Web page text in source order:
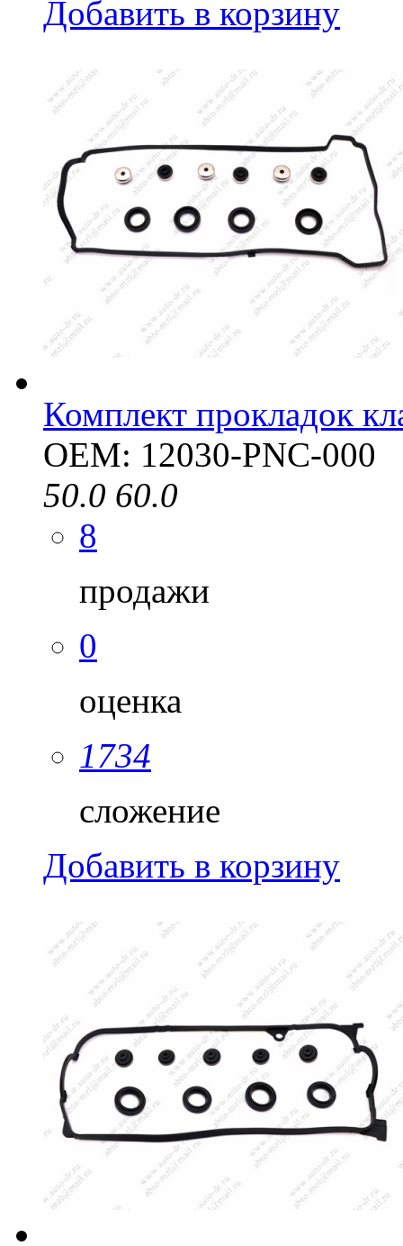
Добавить в корзину
Комплект прокладок
OEM: 12030-PNC-000
50.0 60.0
8
продажи
0
оценка
1734
сложение
Добавить в корзину